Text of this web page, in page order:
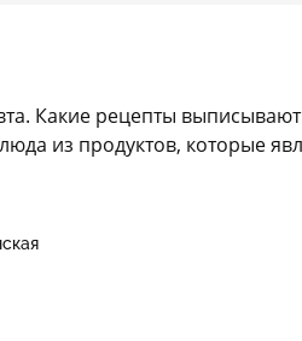
Какие рецепты
из продуктов, которые